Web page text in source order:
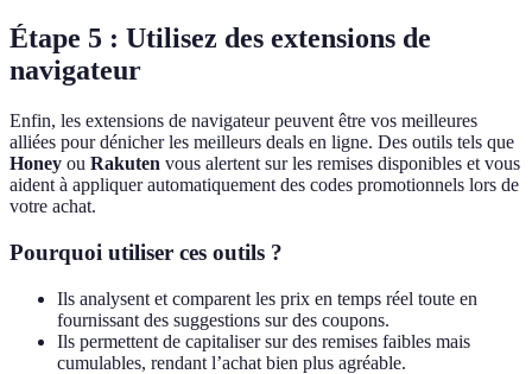
Étape 5 : Utilisez des extensions de
navigateur
Enfin, les extensions de navigateur peuvent être vos meilleures
alliées pour dénicher les meilleurs deals en ligne. Des outils tels que
Honey ou Rakuten vous alertent sur les remises disponibles et vous
aident à appliquer automatiquement des codes promotionnels lors de
votre achat.
Pourquoi utiliser ces outils ?
Ils analysent et comparent les prix en temps réel toute en
fournissant des suggestions sur des coupons.
Ils permettent de capitaliser sur des remises faibles mais
cumulables, rendant l’achat bien plus agréable.